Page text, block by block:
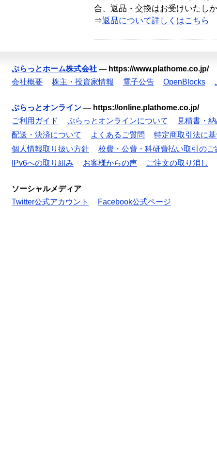
合、返品・交換はお受けいたし
⇒返品について詳しくはこちら
ぷらっとホーム株式会社 — https://www.plathome.co.jp/
会社概要
株主・投資家情報 電子公告 OpenBlocks
ぷらっとオンライン — https://online.plathome.co.jp/
ご利用ガイド
ぷらっとオンラインについて
見積書・
配送・決済について
よくあるご質問
特定商取引法に
個人情報取り扱い方針
校費・公費・科研費払い取引のご
IPv6への取り組み
お客様からの声 ご注文の取り消し
ソーシャルメディア
Twitter公式アカウント
Facebook公式ページ